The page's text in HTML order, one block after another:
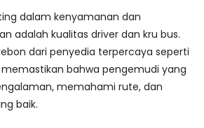
dalam kenyamanan dan
adalah kualitas driver dan kru bus.
dari penyedia terpercaya seperti
bahwa pengemudi yang
memahami rute, dan
baik.